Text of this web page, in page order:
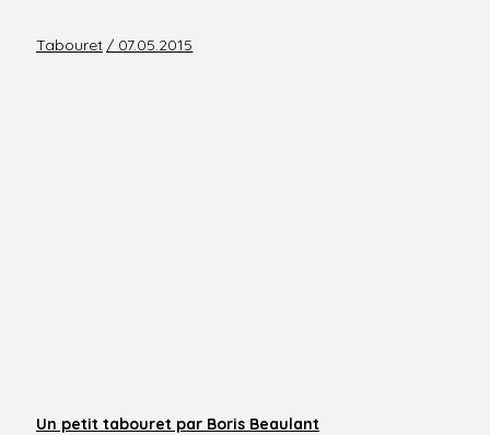
Tabouret / 07.05.2015
Un petit tabouret par Boris Beaulant